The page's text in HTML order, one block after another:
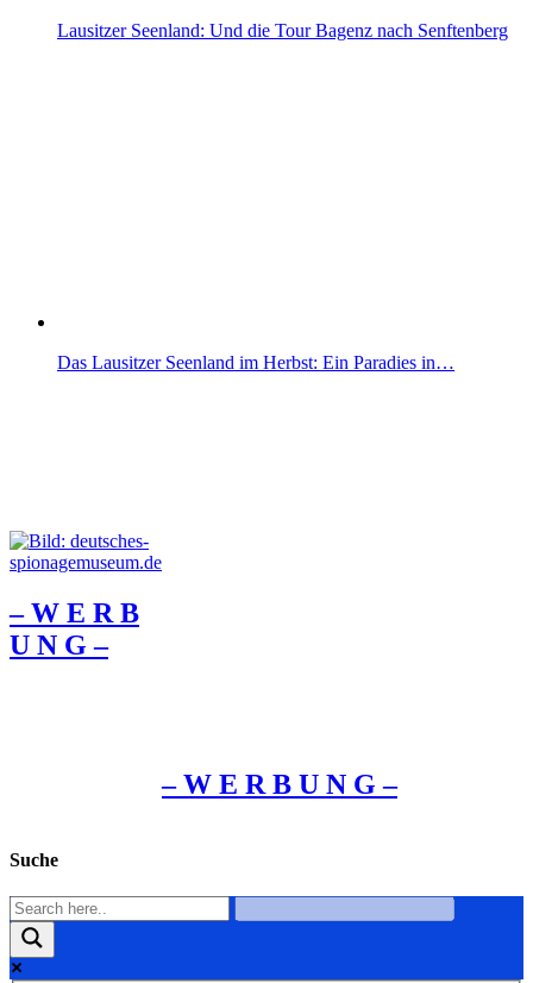
Lausitzer Seenland: Und die Tour Bagenz nach Senftenberg
Das Lausitzer Seenland im Herbst: Ein Paradies in…
– W Ε R Β
U Ν G –
– W Ε R Β U Ν G –
Suche